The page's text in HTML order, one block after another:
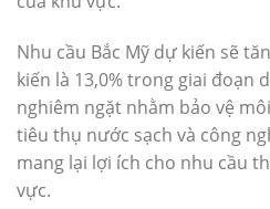
Nhu cầu Bắc Mỹ dự kiến sẽ
kiến là 13,0% trong giai đoạn
nghiêm ngặt nhằm bảo vệ
tiêu thụ nước sạch và công
mang lại lợi ích cho nhu cầu
vực.